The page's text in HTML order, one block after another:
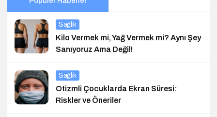
Sağlık
Kilo Vermek mi, Yağ Vermek mi? Aynı Şey
Sanıyoruz Ama Değil!
Sağlık
Otizmli Çocuklarda Ekran Süresi:
Riskler ve Öneriler